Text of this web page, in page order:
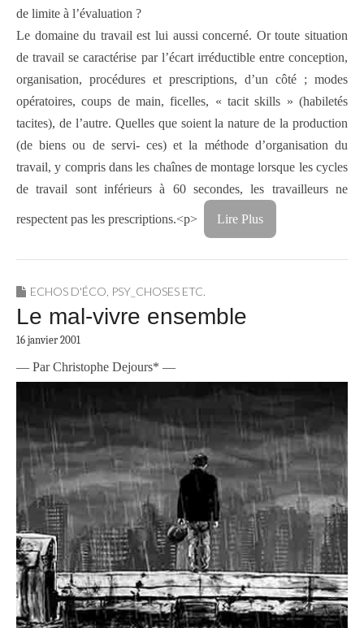
de limite à l’évaluation ?
Le domaine du travail est lui aussi concerné. Or toute situation
de travail se caractérise par l’écart irréductible entre conception,
organisation, procédures et prescriptions, d’un côté ; modes
opératoires, coups de main, ficelles, « tacit skills » (habiletés
tacites), de l’autre. Quelles que soient la nature de la production
(de biens ou de servi- ces) et la méthode d’organisation du
travail, y compris dans les chaînes de montage lorsque les cycles
de travail sont inférieurs à 60 secondes, les travailleurs ne
respectent pas les prescriptions.<p> Lire Plus
ECHOS D'ÉCO PSY_CHOSES ETC.
Le mal-vivre ensemble
16 janvier 2001
— Par Christophe Dejours* —